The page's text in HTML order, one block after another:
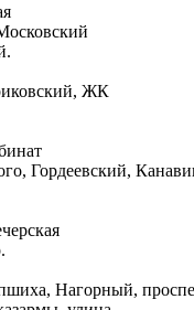
ЖК
Гордеевский,
Нагорный,